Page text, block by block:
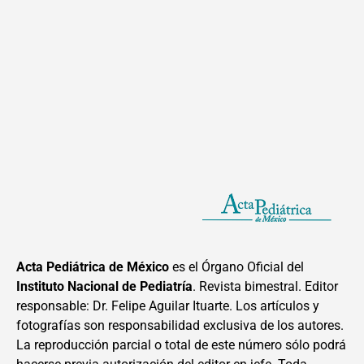
Acta Pediátrica de México es el Órgano Oficial del
Instituto Nacional de Pediatría. Revista bimestral. Editor
responsable: Dr. Felipe Aguilar Ituarte. Los artículos y
fotografías son responsabilidad exclusiva de los autores.
La reproducción parcial o total de este número sólo podrá